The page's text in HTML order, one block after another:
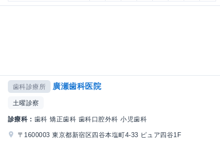
歯科診療所 廣瀬歯科医院
土曜診察
診療科： 歯科 矯正歯科 歯科口腔外科 小児歯科
〒1600003 東京都新宿区四谷本塩町4-33 ピュア四谷1F